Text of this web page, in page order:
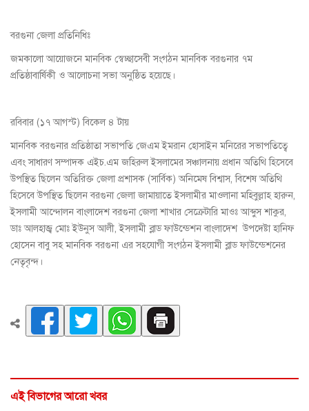
বরগুনা জেলা প্রতিনিধিঃ
জমকালো আয়োজনে মানবিক স্বেচ্ছাসেবী সংগঠন মানবিক বরগুনার ৭ম
প্রতিষ্ঠাবার্ষিকী ও আলোচনা সভা অনুষ্ঠিত হয়েছে।
রবিবার (১৭ আগস্ট) বিকেল ৪ টায়
মানবিক বরগুনার প্রতিষ্ঠাতা সভাপতি জেএম ইমরান হোসাইন মনিরের সভাপতিত্বে
এবং সাধারণ সম্পাদক এইচ.এম জহিরুল ইসলামের সঞ্চালনায় প্রধান অতিথি হিসেবে
উপস্থিত ছিলেন অতিরিক্ত জেলা প্রশাসক (সার্বিক) অনিমেষ বিশ্বাস, বিশেষ অতিথি
হিসেবে উপস্থিত ছিলেন বরগুনা জেলা জামায়াতে ইসলামীর মাওলানা মহিবুল্লাহ হারুন,
ইসলামী আন্দোলন বাংলাদেশ বরগুনা জেলা শাখার সেক্রেটারি মাওঃ আব্দুস শাকুর,
ডাঃ আলহাজ্ব মোঃ ইউনুস আলী, ইসলামী ব্লাড ফাউন্ডেশন বাংলাদেশ উপদেষ্টা হানিফ
হোসেন বাবু সহ মানবিক বরগুনা এর সহযোগী সংগঠন ইসলামী ব্লাড ফাউন্ডেশনের
নেতৃবৃন্দ।
এই বিভাগের আরো খবর